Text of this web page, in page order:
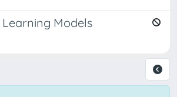
Models